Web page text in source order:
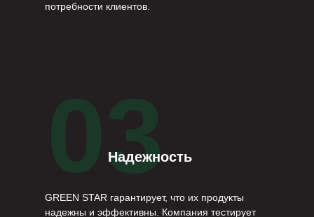
потребности клиентов.
03
Надежность
GREEN STAR гарантирует, что их продукты
надежны и эффективны. Компания тестирует